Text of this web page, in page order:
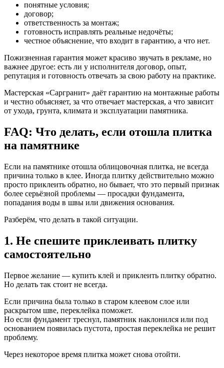
понятные условия;
договор;
ответственность за монтаж;
готовность исправлять реальные недочёты;
честное объяснение, что входит в гарантию, а что нет.
Пожизненная гарантия может красиво звучать в рекламе, но
важнее другое: есть ли у исполнителя договор, опыт,
репутация и готовность отвечать за свою работу на практике.
Мастерская «Саргранит» даёт гарантию на монтажные работы
и честно объясняет, за что отвечает мастерская, а что зависит
от ухода, грунта, климата и эксплуатации памятника.
FAQ: Что делать, если отошла плитка
на памятнике
Если на памятнике отошла облицовочная плитка, не всегда
причина только в клее. Иногда плитку действительно можно
просто приклеить обратно, но бывает, что это первый признак
более серьёзной проблемы — просадки фундамента,
попадания воды в швы или движения основания.
Разберём, что делать в такой ситуации.
1. Не спешите приклеивать плитку
самостоятельно
Первое желание — купить клей и приклеить плитку обратно.
Но делать так стоит не всегда.
Если причина была только в старом клеевом слое или
раскрытом шве, переклейка поможет.
Но если фундамент треснул, памятник наклонился или под
основанием появилась пустота, простая переклейка не решит
проблему.
Через некоторое время плитка может снова отойти.